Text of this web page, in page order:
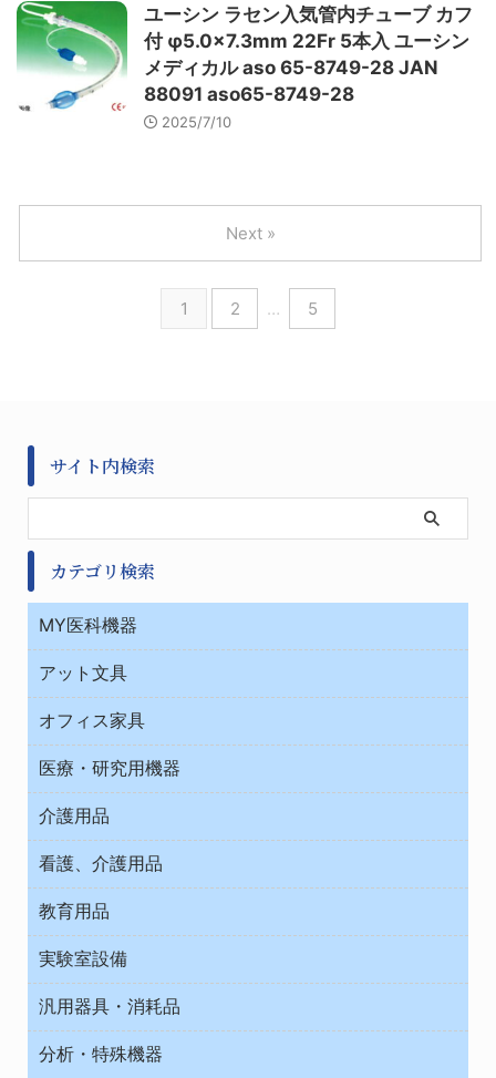
ユーシン ラセン入気管内チューブ カフ
付 φ5.0×7.3mm 22Fr 5本入 ユーシン
メディカル aso 65-8749-28 JAN
88091 aso65-8749-28
2025/7/10
1 2 … 5
Next »
サイト内検索
カテゴリ検索
MY医科機器
診察・診断
与薬・調剤薬局
アット文具
ＯＡ・パソコン用品
オフィス家具
オフィス作業用品
医療・研究用機器
ウエアー
チューブコネクタ素材
テープ・ラベル・紙製
デシケーター類
ベット周辺
ベンチ無菌ドラフト
院内感染防止、空気清浄器類
運搬
介護用品
介護・リハビリ
看護、介護用品
院内感染防止、空気清浄器類
救急
健康機器・用品
事務・受付
処置・手術
中材・滅菌・洗浄
教育用品
ノート・紙製品
実験室設備
コンテナー保温容器
工具類
汎用器具・消耗品
テープ・ラベル・紙製
分析・特殊機器